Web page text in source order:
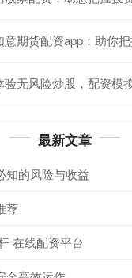
货配资app：助你把握市场
无风险炒股，配资模
最新文章
知的风险与收益
荐
在线配资平台